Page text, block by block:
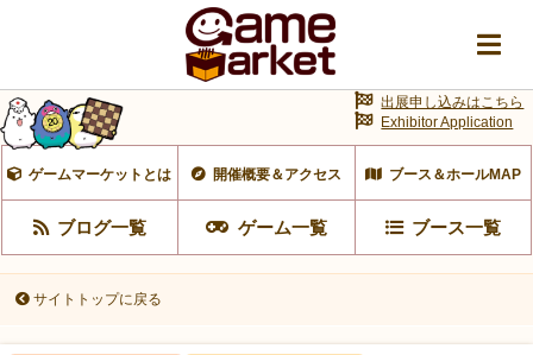
ゲームマーケットとは 開催概要＆アクセス ブース＆ホールMAP
ブログ一覧 ゲーム一覧 ブース一覧
出展申し込みはこちら
Exhibitor Application
サイトトップに戻る